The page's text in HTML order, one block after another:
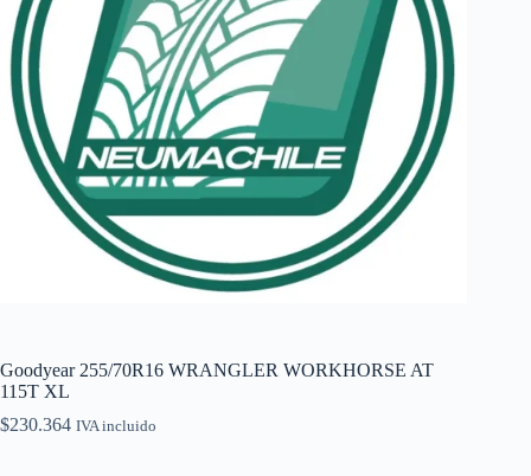
Goodyear 255/70R16 WRANGLER WORKHORSE AT
115T XL
$230.364 IVA incluido